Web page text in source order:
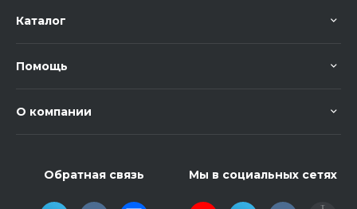
Каталог
Помощь
О компании
Обратная связь Мы в социальных сетях